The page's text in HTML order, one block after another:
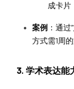
成卡片
案例 ：通
方式需1周
3. 学术表达能